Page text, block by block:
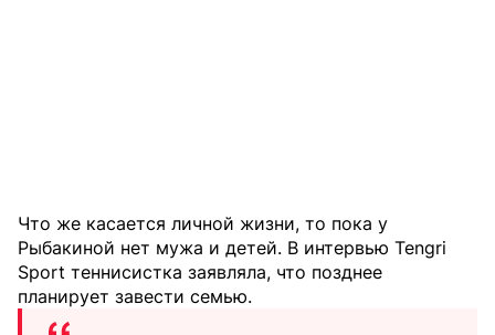
Что же касается личной жизни, то пока у
Рыбакиной нет мужа и детей. В интервью Tengri
Sport теннисистка заявляла, что позднее
планирует завести семью.